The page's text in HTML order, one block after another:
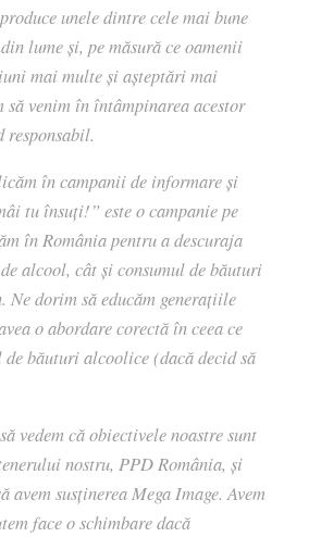
unele dintre cele mai bune
lume şi, pe măsură ce oamenii
mai multe şi aşteptări mai
să venim în întâmpinarea acestor
în campanii de informare şi
tu însuţi!” este o campanie pe
în România pentru a descuraja
alcool, cât şi consumul de băuturi
Ne dorim să educăm generaţiile
o abordare corectă în ceea ce
de băuturi alcoolice (dacă decid să
vedem că obiectivele noastre sunt
nostru, PPD România, şi
avem susţinerea Mega Image. Avem
face o schimbare dacă